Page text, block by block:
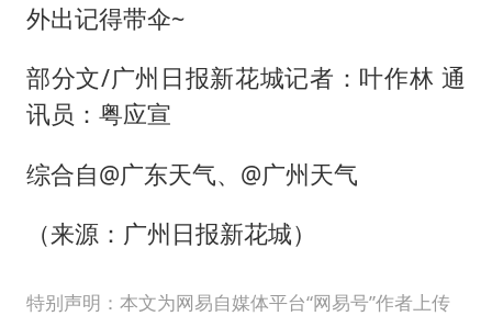
外出记得带伞~
部分文/广州日报新花城记者：叶作林 通
讯员：粤应宣
综合自@广东天气、@广州天气
（来源：广州日报新花城）
特别声明：本文为网易自媒体平台“网易号”作者上传